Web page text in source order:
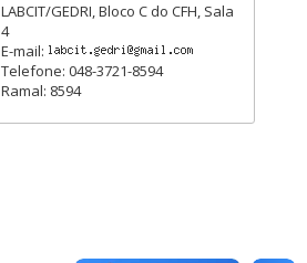
LABCIT/GEDRI, Bloco C do CFH, Sala
4
E-mail:
Telefone: 048-3721-8594
Ramal: 8594